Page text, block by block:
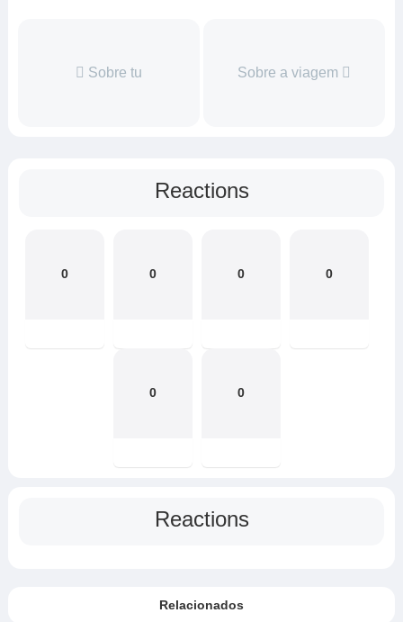
Sobre tu Sobre a viagem
Reactions
0 0 0 0
0 0
Reactions
Relacionados